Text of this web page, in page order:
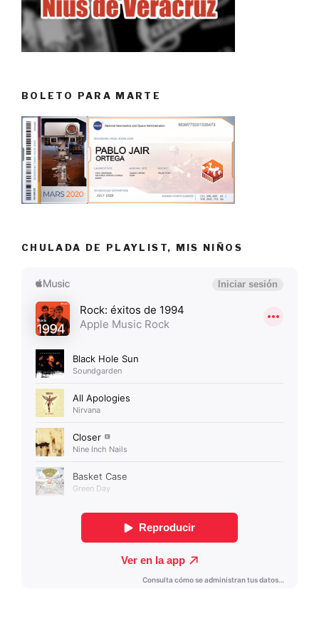
BOLETO PARA MARTE
CHULADA DE PLAYLIST, MIS NIÑOS